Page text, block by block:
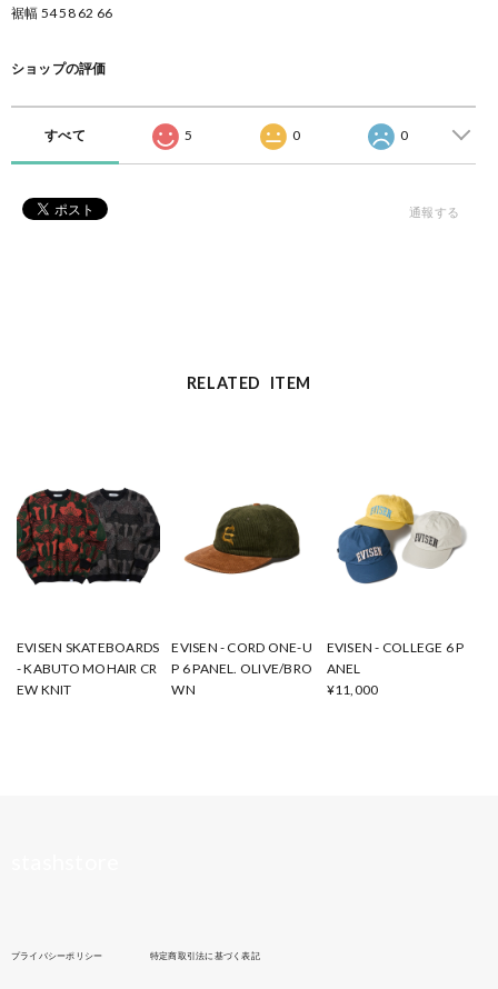
裾幅 54 58 62 66
ショップの評価
すべて 5 0 0
通報する
RELATED ITEM
EVISEN SKATEBOARDS
- KABUTO MOHAIR CR
EW KNIT
EVISEN - CORD ONE-U
P 6 PANEL. OLIVE/BRO
WN
EVISEN - COLLEGE 6 P
ANEL
¥11,000
プライバシーポリシー 特定商取引法に基づく表記